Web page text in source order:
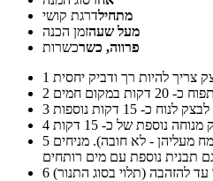
מתחילדרגת קושי
מעל שעהזמן הכנה
פרווה, כשרכשרות
1
2
3
4
5
6